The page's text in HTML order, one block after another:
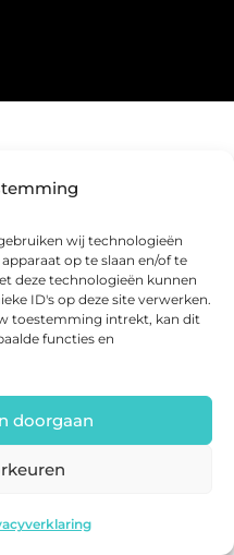
wij technologieën
op te slaan en/of te
deze technologieën kunnen
ID's op deze site verwerken.
toestemming intrekt, kan dit
functies en
doorgaan